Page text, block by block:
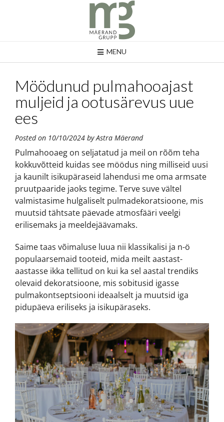
MENU
Möödunud pulmahooajast
muljeid ja ootusärevus uue
ees
Posted on 10/10/2024 byAstra Mäerand
Pulmahooaeg on seljatatud ja meil on rõõm teha
kokkuvõtteid kuidas see möödus ning milliseid uusi
ja kaunilt isikupäraseid lahendusi me oma armsate
pruutpaaride jaoks tegime. Terve suve vältel
valmistasime hulgaliselt pulmadekoratsioone, mis
muutsid tähtsate päevade atmosfääri veelgi
erilisemaks ja meeldejäävamaks.
Saime taas võimaluse luua nii klassikalisi ja n-ö
populaarsemaid tooteid, mida meilt aastast-
aastasse ikka tellitud on kui ka sel aastal trendiks
olevaid dekoratsioone, mis sobitusid igasse
pulmakontseptsiooni ideaalselt ja muutsid iga
pidupäeva eriliseks ja isikupäraseks.